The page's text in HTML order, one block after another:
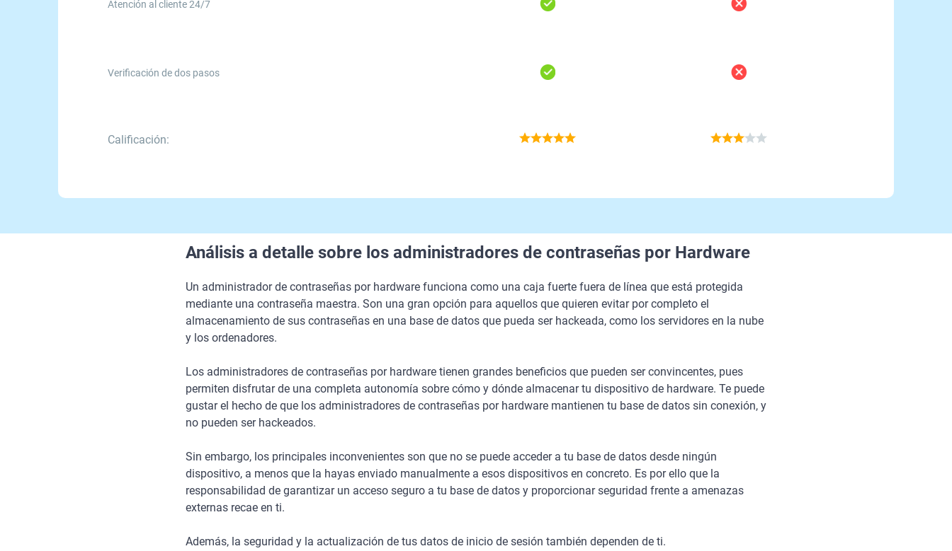
Atención al cliente 24/7
Verificación de dos pasos
Calificación:
Análisis a detalle sobre los administradores de contraseñas por Hardware
Un administrador de contraseñas por hardware funciona como una caja fuerte fuera de línea que está protegida
mediante una contraseña maestra. Son una gran opción para aquellos que quieren evitar por completo el
almacenamiento de sus contraseñas en una base de datos que pueda ser hackeada, como los servidores en la nube
y los ordenadores.
Los administradores de contraseñas por hardware tienen grandes beneficios que pueden ser convincentes, pues
permiten disfrutar de una completa autonomía sobre cómo y dónde almacenar tu dispositivo de hardware. Te puede
gustar el hecho de que los administradores de contraseñas por hardware mantienen tu base de datos sin conexión, y
no pueden ser hackeados.
Sin embargo, los principales inconvenientes son que no se puede acceder a tu base de datos desde ningún
dispositivo, a menos que la hayas enviado manualmente a esos dispositivos en concreto. Es por ello que la
responsabilidad de garantizar un acceso seguro a tu base de datos y proporcionar seguridad frente a amenazas
externas recae en ti.
Además, la seguridad y la actualización de tus datos de inicio de sesión también dependen de ti.